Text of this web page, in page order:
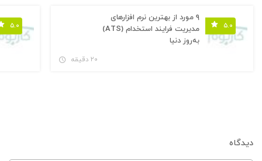
۵.۰
۹ مورد از بهترین نرم افزارهای
مدیریت فرایند استخدام (ATS)
به‌روز دنیا
۲۰ دقیقه
۵.۰
دیدگاه